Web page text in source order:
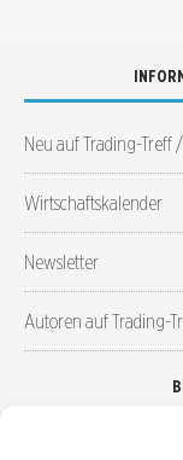
Neu auf Trading-Treff
Wirtschaftskalender
Newsletter
Autoren auf Trading-